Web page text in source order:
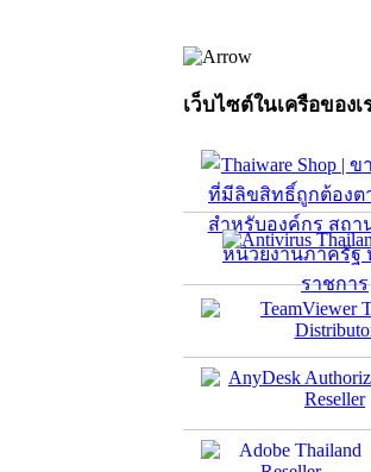
เว็บไซต์ในเครือของเ